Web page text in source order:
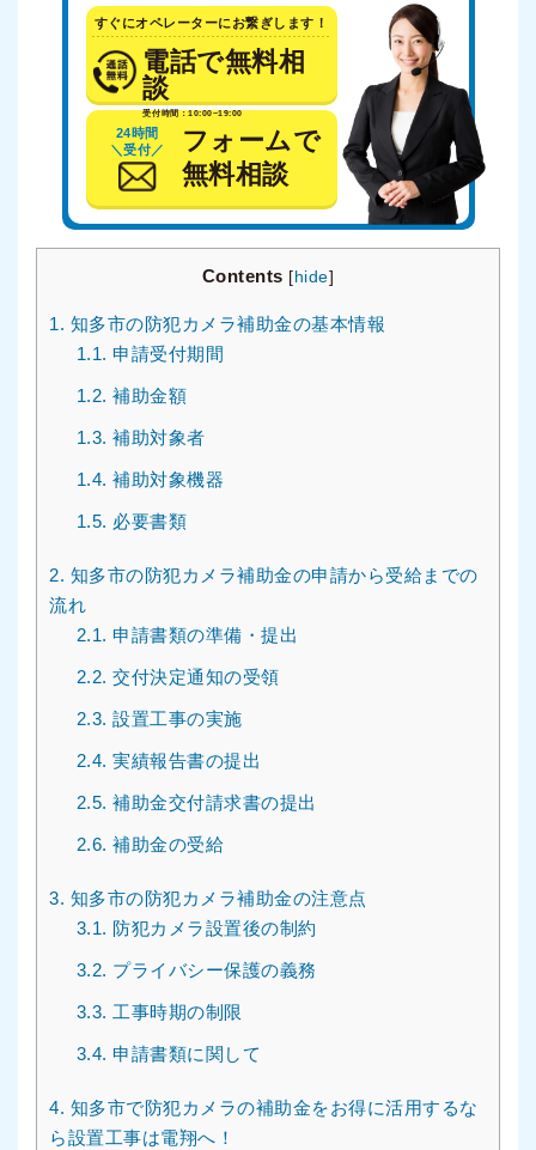
すぐにオペレーターにお繋ぎします！
電話で無料相
談
受付時間：10:00~19:00
24時間
＼受付／
フォームで
無料相談
Contents [ hide]
1. 知多市の防犯カメラ補助金の基本情報
1.1. 申請受付期間
1.2. 補助金額
1.3. 補助対象者
1.4. 補助対象機器
1.5. 必要書類
2. 知多市の防犯カメラ補助金の申請から受給までの
流れ
2.1. 申請書類の準備・提出
2.2. 交付決定通知の受領
2.3. 設置工事の実施
2.4. 実績報告書の提出
2.5. 補助金交付請求書の提出
2.6. 補助金の受給
3. 知多市の防犯カメラ補助金の注意点
3.1. 防犯カメラ設置後の制約
3.2. プライバシー保護の義務
3.3. 工事時期の制限
3.4. 申請書類に関して
4. 知多市で防犯カメラの補助金をお得に活用するな
ら設置工事は電翔へ！